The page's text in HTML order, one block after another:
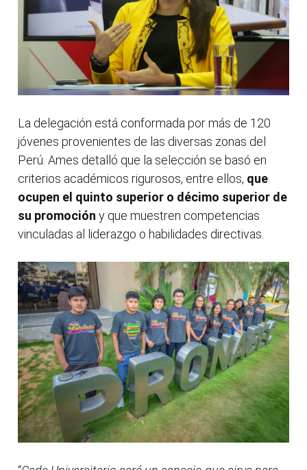
La delegación está conformada por más de 120
jóvenes provenientes de las diversas zonas del
Perú. Ames detalló que la selección se basó en
criterios académicos rigurosos, entre ellos, que
ocupen el quinto superior o décimo superior de
su promoción y que muestren competencias
vinculadas al liderazgo o habilidades directivas.